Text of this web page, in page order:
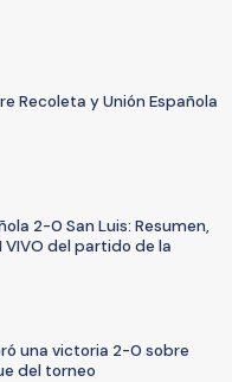
Recoleta y Unión Española
2-0 San Luis: Resumen,
VIVO del partido de la
una victoria 2-0 sobre
del torneo